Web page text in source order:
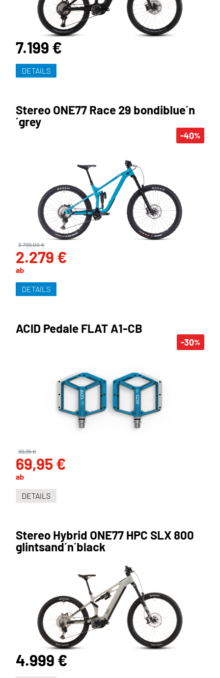
7.199 €
DETAILS
-40%
Stereo ONE77 Race 29 bondiblue´n
´grey
ab
2.279 €
3.799,00 €
DETAILS
-30%
ACID Pedale FLAT A1-CB
ab
69,95 €
99,95 €
DETAILS
Stereo Hybrid ONE77 HPC SLX 800
glintsand´n´black
4.999 €